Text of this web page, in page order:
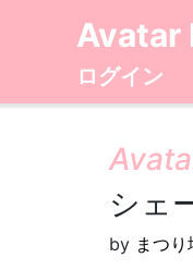
Avatar
ログイン
シェ
by まつり